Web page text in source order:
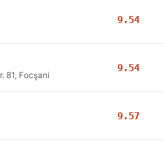
9.54
81, Focşani
9.54
9.57